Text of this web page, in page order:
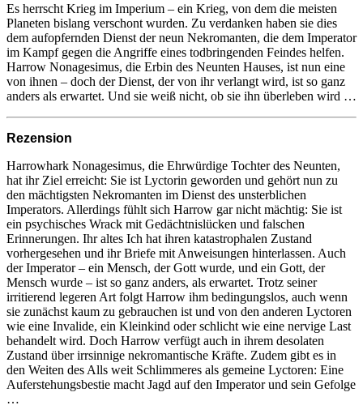
Es herrscht Krieg im Imperium – ein Krieg, von dem die meisten
Planeten bislang verschont wurden. Zu verdanken haben sie dies
dem aufopfernden Dienst der neun Nekromanten, die dem Imperator
im Kampf gegen die Angriffe eines todbringenden Feindes helfen.
Harrow Nonagesimus, die Erbin des Neunten Hauses, ist nun eine
von ihnen – doch der Dienst, der von ihr verlangt wird, ist so ganz
anders als erwartet. Und sie weiß nicht, ob sie ihn überleben wird …
Rezension
Harrowhark Nonagesimus, die Ehrwürdige Tochter des Neunten,
hat ihr Ziel erreicht: Sie ist Lyctorin geworden und gehört nun zu
den mächtigsten Nekromanten im Dienst des unsterblichen
Imperators. Allerdings fühlt sich Harrow gar nicht mächtig: Sie ist
ein psychisches Wrack mit Gedächtnislücken und falschen
Erinnerungen. Ihr altes Ich hat ihren katastrophalen Zustand
vorhergesehen und ihr Briefe mit Anweisungen hinterlassen. Auch
der Imperator – ein Mensch, der Gott wurde, und ein Gott, der
Mensch wurde – ist so ganz anders, als erwartet. Trotz seiner
irritierend legeren Art folgt Harrow ihm bedingungslos, auch wenn
sie zunächst kaum zu gebrauchen ist und von den anderen Lyctoren
wie eine Invalide, ein Kleinkind oder schlicht wie eine nervige Last
behandelt wird. Doch Harrow verfügt auch in ihrem desolaten
Zustand über irrsinnige nekromantische Kräfte. Zudem gibt es in
den Weiten des Alls weit Schlimmeres als gemeine Lyctoren: Eine
Auferstehungsbestie macht Jagd auf den Imperator und sein Gefolge
…